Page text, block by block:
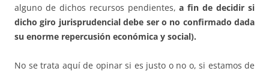
alguno de dichos recursos pendientes,a fin de decidir si
dicho giro jurisprudencial debe ser o no confirmado dada
su enorme repercusión económica y social).
No se trata aquí de opinar si es justo o no o, si estamos de